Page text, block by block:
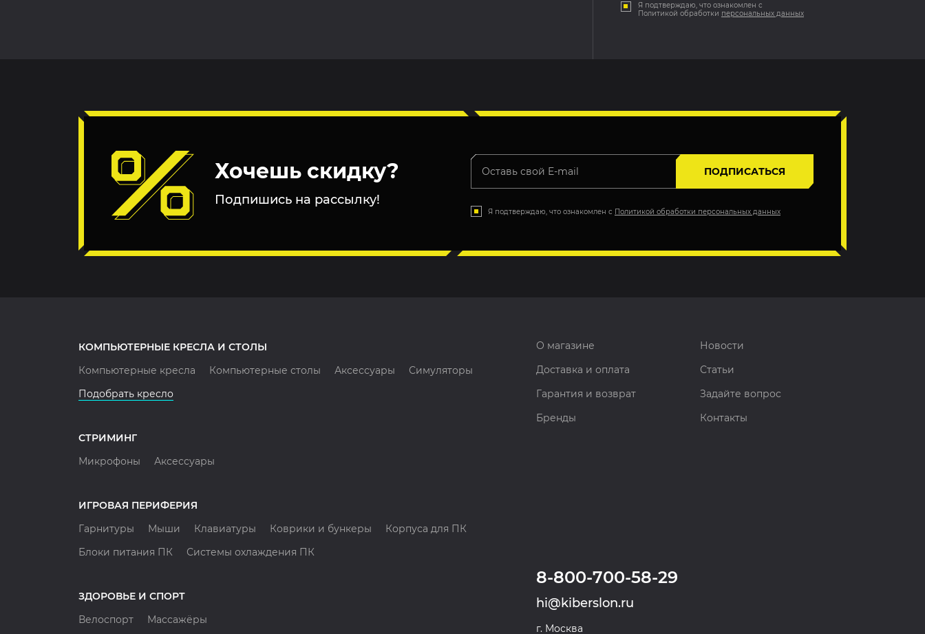
Я подтверждаю, что ознакомлен с
Политикой обработки персональных данных
Хочешь скидку?
Подпишись на рассылку!
ПОДПИСАТЬСЯ
Я подтверждаю, что ознакомлен с Политикой обработки персональных данных
КОМПЬЮТЕРНЫЕ КРЕСЛА И СТОЛЫ
Компьютерные кресла
Компьютерные столы Аксессуары
Симуляторы
Подобрать кресло
СТРИМИНГ
Микрофоны
Аксессуары
ИГРОВАЯ ПЕРИФЕРИЯ
Гарнитуры
Мыши Клавиатуры Коврики и бункеры
Корпуса для ПК
Блоки питания ПК
Системы охлаждения ПК
ЗДОРОВЬЕ И СПОРТ
Велоспорт
Массажёры
О магазине
Новости
Доставка и оплата
Статьи
Гарантия и возврат
Задайте вопрос
Бренды
Контакты
8-800-700-58-29
hi@kiberslon.ru
г. Москва